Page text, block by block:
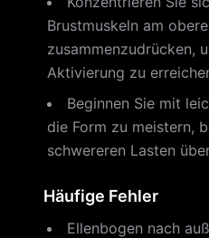
Brustmuskeln am
zusammenzudrücken,
Aktivierung zu
Beginnen Sie mit
die Form zu meistern,
schwereren Lasten
Häufige Fehler
Ellenbogen nach